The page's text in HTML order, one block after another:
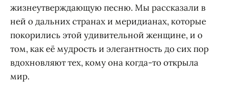
жизнеутверждающую песню. Мы рассказали в
ней о дальних странах и меридианах, которые
покорились этой удивительной женщине, и о
том, как её мудрость и элегантность до сих пор
вдохновляют тех, кому она когда-то открыла
мир.